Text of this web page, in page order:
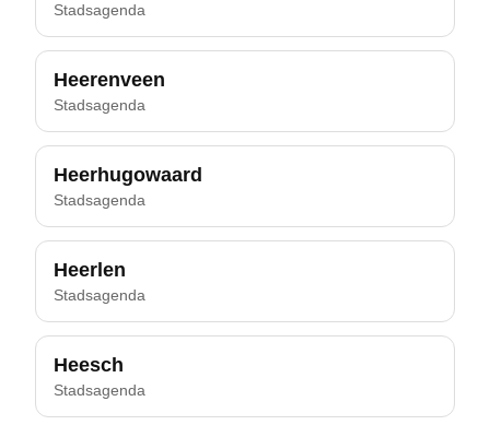
Stadsagenda
Heerenveen
Stadsagenda
Heerhugowaard
Stadsagenda
Heerlen
Stadsagenda
Heesch
Stadsagenda